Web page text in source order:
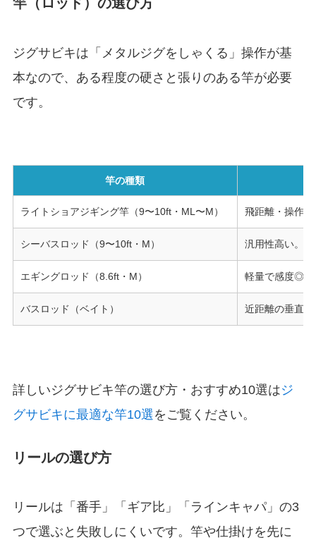
ジグサビキは「メタルジグをしゃくる」操作が基
本なので、ある程度の硬さと張りのある竿が必要
です。
竿の種類
ライトショアジギング竿（9〜10ft・ML〜M） 飛距離・操作
シーバスロッド（9〜10ft・M） 汎用性高い。
エギングロッド（8.6ft・M） 軽量で感度◎。
バスロッド（ベイト） 近距離の垂直
詳しいジグサビキ竿の選び方・おすすめ10選はジ
グサビキに最適な竿10選 をご覧ください。
リールの選び方
リールは「番手」「ギア比」「ラインキャパ」の3
つで選ぶと失敗しにくいです。竿や仕掛けを先に